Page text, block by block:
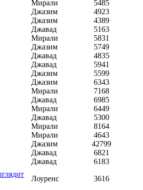
Мирали
5485
Джазим
4923
Джазим
4389
Джавад
5163
Мирали
5831
Джазим
5749
Джавад
4835
Джавад
5941
Джазим
5599
Джазим
6343
Мирали
7168
Джавад
6985
Мирали
6449
Джавад
5300
Мирали
8164
Мирали
4643
Джазим
42799
Джавад
6821
Джавад
6183
Лоуренс 3616